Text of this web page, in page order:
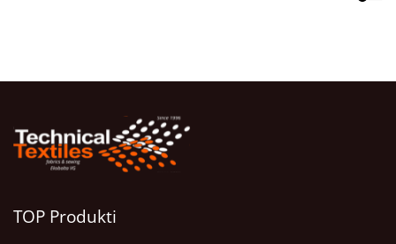
TOP Produkti